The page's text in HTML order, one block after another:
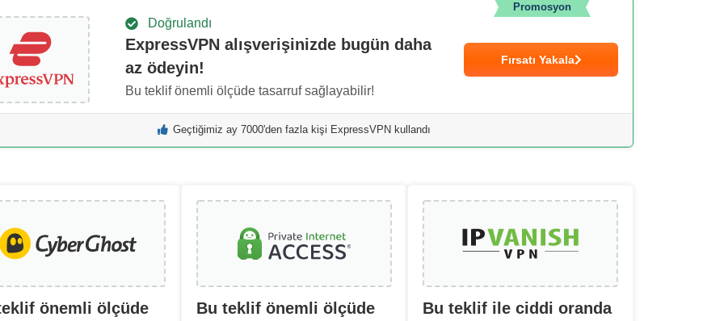
Doğrulandı
ExpressVPN alışverişinizde bugün daha
az ödeyin!
Bu teklif önemli ölçüde tasarruf sağlayabilir!
Fırsatı Yakala
Promosyon
Geçtiğimiz ay 7000'den fazla kişi ExpressVPN kullandı
önemli ölçüde
Bu teklif önemli ölçüde
Bu teklif ile ciddi oranda